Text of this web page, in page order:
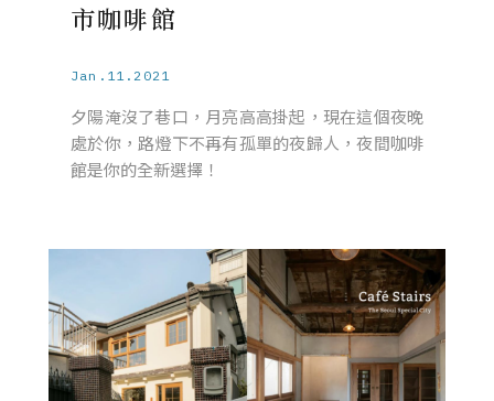
市咖啡館
Jan.11.2021
夕陽淹沒了巷口，月亮高高掛起，現在這個夜晚
處於你，路燈下不再有孤單的夜歸人，夜間咖啡
館是你的全新選擇！